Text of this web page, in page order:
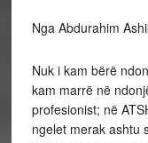
Nga Abdurahim
Nuk i kam bërë
kam marrë në
profesionist; në
ngelet merak ashtu